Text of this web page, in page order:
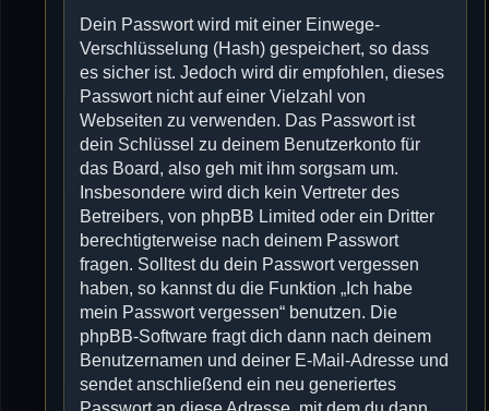
Dein Passwort wird mit einer Einwege-
Verschlüsselung (Hash) gespeichert, so dass
es sicher ist. Jedoch wird dir empfohlen, dieses
Passwort nicht auf einer Vielzahl von
Webseiten zu verwenden. Das Passwort ist
dein Schlüssel zu deinem Benutzerkonto für
das Board, also geh mit ihm sorgsam um.
Insbesondere wird dich kein Vertreter des
Betreibers, von phpBB Limited oder ein Dritter
berechtigterweise nach deinem Passwort
fragen. Solltest du dein Passwort vergessen
haben, so kannst du die Funktion „Ich habe
mein Passwort vergessen“ benutzen. Die
phpBB-Software fragt dich dann nach deinem
Benutzernamen und deiner E-Mail-Adresse und
sendet anschließend ein neu generiertes